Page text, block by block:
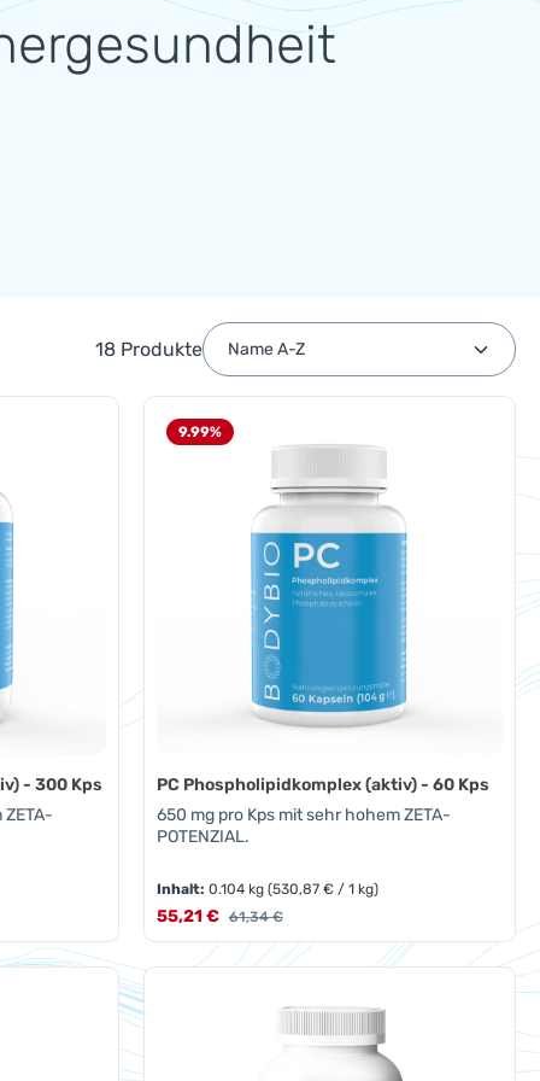
18 Produkte
benutze die Schaltflächen um die
- 300 Kps
den gewünschten Wert ein oder
9.99%
PC Phospholipidkomplex (aktiv) - 60 Kps
650 mg pro Kps mit sehr hohem ZETA-
POTENZIAL.
Inhalt: 0.104 kg (530,87 € / 1 kg)
Verkaufspreis:
55,21 € Regulärer Preis:
61,34 €
Produkt Anzahl: Gib den